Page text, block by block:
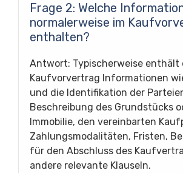
Frage 2: Welche
normalerweise im
enthalten?
Antwort: Typischerweise enthält
Kaufvorvertrag Informationen
und die Identifikation der
Beschreibung des Grundstücks
Immobilie, den vereinbarten
Zahlungsmodalitäten, Fristen,
für den Abschluss des
andere relevante Klauseln.